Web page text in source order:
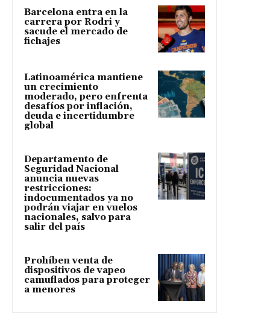
Barcelona entra en la
carrera por Rodri y
sacude el mercado de
fichajes
Latinoamérica mantiene
un crecimiento
moderado, pero enfrenta
desafíos por inflación,
deuda e incertidumbre
global
Departamento de
Seguridad Nacional
anuncia nuevas
restricciones:
indocumentados ya no
podrán viajar en vuelos
nacionales, salvo para
salir del país
Prohíben venta de
dispositivos de vapeo
camuflados para proteger
a menores